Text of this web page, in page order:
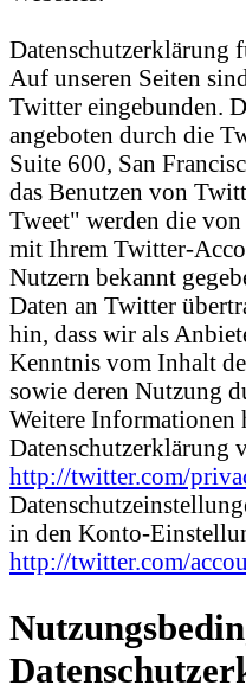
Datenschutzerklärung
Auf unseren Seiten
Twitter eingebunden.
angeboten durch die
Suite 600, San
das Benutzen von
Tweet" werden die von
mit Ihrem Twitter-
Nutzern bekannt
Daten an Twitter
hin, dass wir als
Kenntnis vom Inhalt
sowie deren Nutzung
Weitere Informationen
Datenschutzerklärung
http://twitter.com/
in den Konto-
http://twitter.com/